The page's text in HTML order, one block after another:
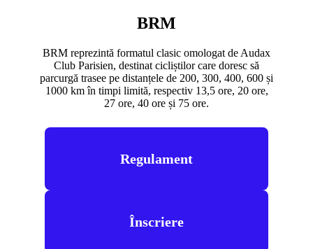
BRM
BRM reprezintă formatul clasic omologat de Audax
Club Parisien, destinat cicliștilor care doresc să
parcurgă trasee pe distanțele de 200, 300, 400, 600 și
1000 km în timpi limită, respectiv 13,5 ore, 20 ore,
27 ore, 40 ore și 75 ore.
Regulament
Înscriere